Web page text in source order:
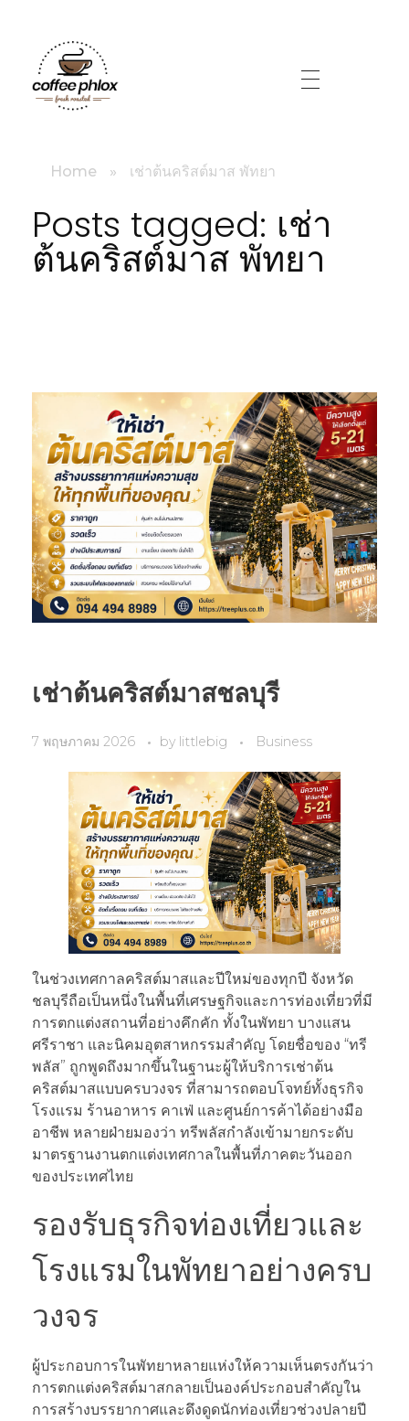
Home » เช่าต้นคริสต์มาส พัทยา
Posts tagged: เช่า
ต้นคริสต์มาส พัทยา
เช่าต้นคริสต์มาสชลบุรี
7 พฤษภาคม 2026 by littlebig Business
ในช่วงเทศกาลคริสต์มาสและปีใหม่ของทุกปี จังหวัด
ชลบุรีถือเป็นหนึ่งในพื้นที่เศรษฐกิจและการท่องเที่ยวที่มี
การตกแต่งสถานที่อย่างคึกคัก ทั้งในพัทยา บางแสน
ศรีราชา และนิคมอุตสาหกรรมสำคัญ โดยชื่อของ “ทรี
พลัส” ถูกพูดถึงมากขึ้นในฐานะผู้ให้บริการเช่าต้น
คริสต์มาสแบบครบวงจร ที่สามารถตอบโจทย์ทั้งธุรกิจ
โรงแรม ร้านอาหาร คาเฟ่ และศูนย์การค้าได้อย่างมือ
อาชีพ หลายฝ่ายมองว่า ทรีพลัสกำลังเข้ามายกระดับ
มาตรฐานงานตกแต่งเทศกาลในพื้นที่ภาคตะวันออก
ของประเทศไทย
รองรับธุรกิจท่องเที่ยวและ
โรงแรมในพัทยาอย่างครบ
วงจร
ผู้ประกอบการในพัทยาหลายแห่งให้ความเห็นตรงกันว่า
การตกแต่งคริสต์มาสกลายเป็นองค์ประกอบสำคัญใน
การสร้างบรรยากาศและดึงดูดนักท่องเที่ยวช่วงปลายปี